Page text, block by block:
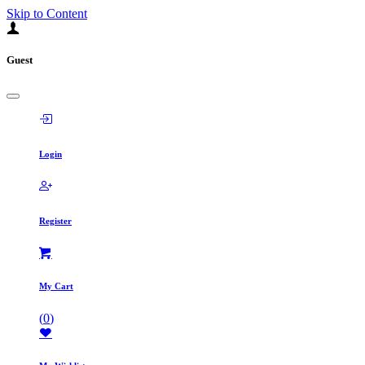
Skip to Content
Guest
Login
Register
My Cart
(0)